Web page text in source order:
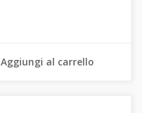
Aggiungi al carrello